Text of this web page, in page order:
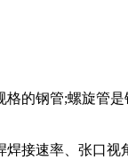
的钢管;螺旋管
接速率、张口